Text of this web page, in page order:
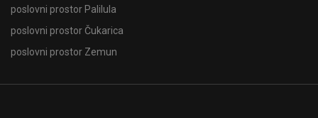
poslovni prostor Palilula
poslovni prostor Čukarica
poslovni prostor Zemun